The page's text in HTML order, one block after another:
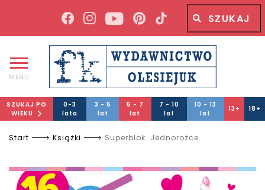
Wyszukiwana fraza
MENU
SZUKAJ PO
WIEKU
0-3
lata
3 - 5
lat
5 - 7
lat
7 - 10
lat
10 - 13
lat
13+ 18+
Start Książki Superblok. Jednorożce